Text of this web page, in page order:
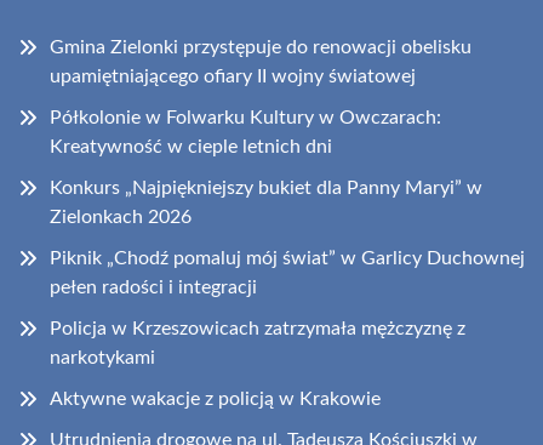
Gmina Zielonki przystępuje do renowacji obelisku
upamiętniającego ofiary II wojny światowej
Półkolonie w Folwarku Kultury w Owczarach:
Kreatywność w cieple letnich dni
Konkurs „Najpiękniejszy bukiet dla Panny Maryi” w
Zielonkach 2026
Piknik „Chodź pomaluj mój świat” w Garlicy Duchownej
pełen radości i integracji
Policja w Krzeszowicach zatrzymała mężczyznę z
narkotykami
Aktywne wakacje z policją w Krakowie
Utrudnienia drogowe na ul. Tadeusza Kościuszki w